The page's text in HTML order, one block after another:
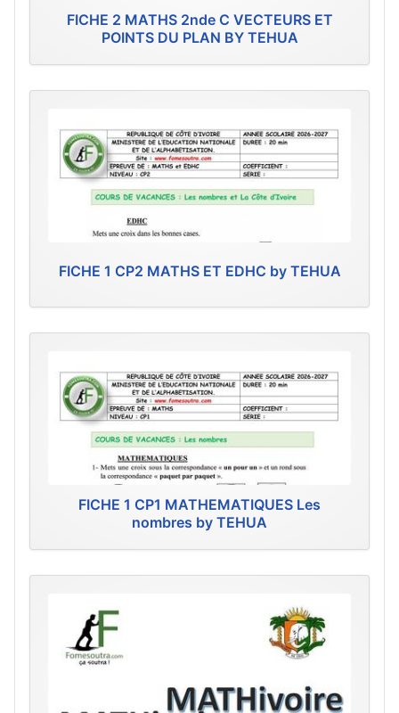
FICHE 2 MATHS 2nde C VECTEURS ET
POINTS DU PLAN BY TEHUA
FICHE 1 CP2 MATHS ET EDHC by TEHUA
FICHE 1 CP1 MATHEMATIQUES Les
nombres by TEHUA